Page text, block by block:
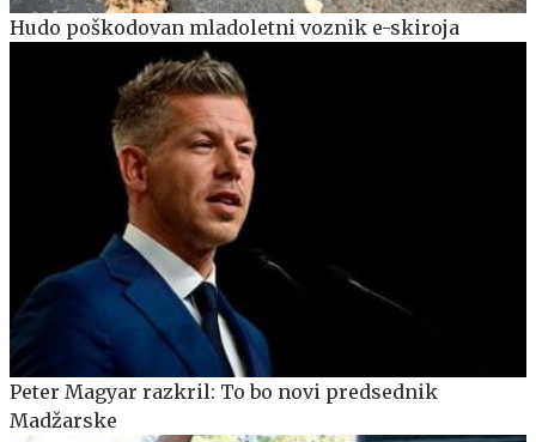
Hudo poškodovan mladoletni voznik e-skiroja
Peter Magyar razkril: To bo novi predsednik
Madžarske